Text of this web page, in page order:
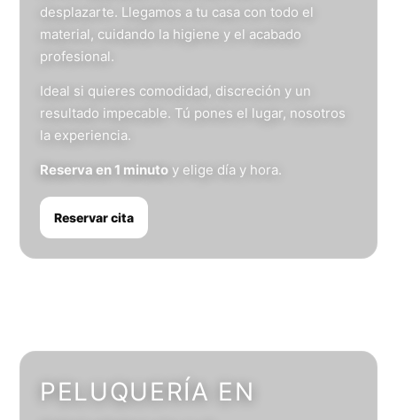
desplazarte. Llegamos a tu casa con todo el
material, cuidando la higiene y el acabado
profesional.
Ideal si quieres comodidad, discreción y un
resultado impecable. Tú pones el lugar, nosotros
la experiencia.
Reserva en 1 minuto y elige día y hora.
Reservar cita
PELUQUERÍA EN